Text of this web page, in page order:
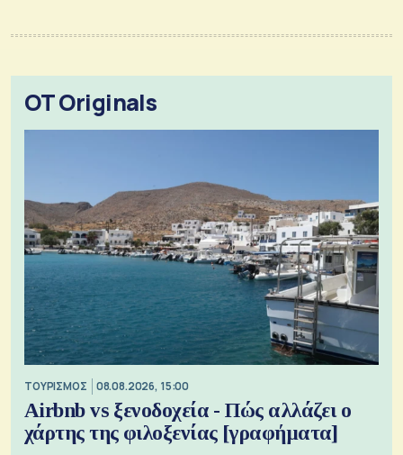
OT Originals
ΤΟΥΡΙΣΜΟΣ 08.08.2026, 15:00
Airbnb vs ξενοδοχεία - Πώς αλλάζει ο
χάρτης της φιλοξενίας [γραφήματα]